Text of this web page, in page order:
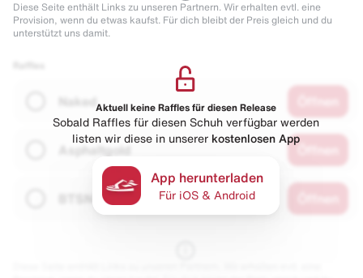
Diese Seite enthält Links zu unseren Partnern. Wir erhalten evtl. eine
Provision, wenn du etwas kaufst. Für dich bleibt der Preis gleich und du
unterstützt uns damit.
Naked
Asphaltgold
Aktuell keine Raffles für diesen Release
Sobald Raffles für diesen Schuh verfügbar werden
listen wir diese in unserer kostenlosen App
App herunterladen
Für iOS & Android